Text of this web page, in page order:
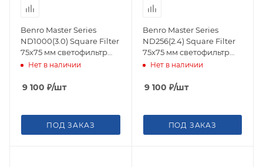
Benro Master Series
ND1000(3.0) Square Filter
75х75 мм светофильтр
нейтрально-серый
Нет в наличии
9 100 ₽/шт
ПОД ЗАКАЗ
Benro Master Series
ND256(2.4) Square Filter
75х75 мм светофильтр
нейтрально-серый
Нет в наличии
9 100 ₽/шт
ПОД ЗАКАЗ